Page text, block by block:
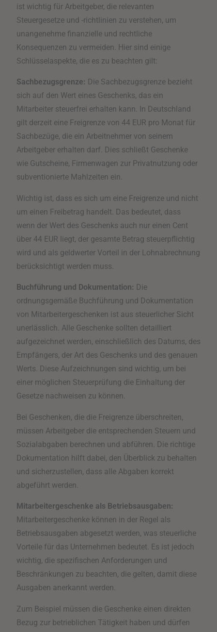
ist wichtig für Arbeitgeber, die relevanten
Steuergesetze und -richtlinien zu verstehen, um
unangenehme finanzielle und rechtliche
Konsequenzen zu vermeiden. Hier sind einige
Schlüsselaspekte, die es zu beachten gilt:
Sachbezugsgrenze: Die Sachbezugsgrenze bezieht
sich auf den Wert eines Geschenks, das ein
Mitarbeiter steuerfrei erhalten kann. In Deutschland
gilt derzeit eine Freigrenze von 44 EUR pro Monat für
Sachbezüge, die ein Arbeitnehmer von seinem
Arbeitgeber erhalten darf. Dies schließt Geschenke
wie Gutscheine, Firmenwagen zur Privatnutzung oder
subventionierte Mahlzeiten ein.
Wichtig ist, dass es sich um eine Freigrenze und nicht
um einen Freibetrag handelt. Das bedeutet, dass
wenn der Wert des Geschenks auch nur einen Cent
über 44 EUR liegt, der gesamte Betrag steuerpflichtig
wird und als geldwerter Vorteil in der Lohnabrechnung
berücksichtigt werden muss.
Buchführung und Dokumentation: Die
ordnungsgemäße Buchführung und Dokumentation
von Mitarbeitergeschenken ist aus steuerlicher Sicht
unerlässlich. Alle Geschenke sollten detailliert
aufgezeichnet werden, einschließlich des Datums, des
Empfängers, der Art des Geschenks und des genauen
Werts. Diese Aufzeichnungen sind wichtig, um bei
einer möglichen Steuerprüfung die Einhaltung der
Gesetze nachweisen zu können.
Bei Geschenken, die die Freigrenze überschreiten,
müssen Arbeitgeber die entsprechenden Steuern und
Sozialabgaben berechnen und abführen. Die richtige
Dokumentation hilft dabei, den Überblick zu behalten
und sicherzustellen, dass alle Abgaben korrekt
abgeführt werden.
Mitarbeitergeschenke als Betriebsausgaben:
Mitarbeitergeschenke können in der Regel als
Betriebsausgaben abgesetzt werden, was steuerliche
Vorteile für das Unternehmen bedeutet. Es ist jedoch
wichtig, die spezifischen Anforderungen und
Beschränkungen zu beachten, die gelten, damit diese
Ausgaben anerkannt werden.
Zum Beispiel müssen die Geschenke einen direkten
Bezug zur betrieblichen Tätigkeit haben und dürfen